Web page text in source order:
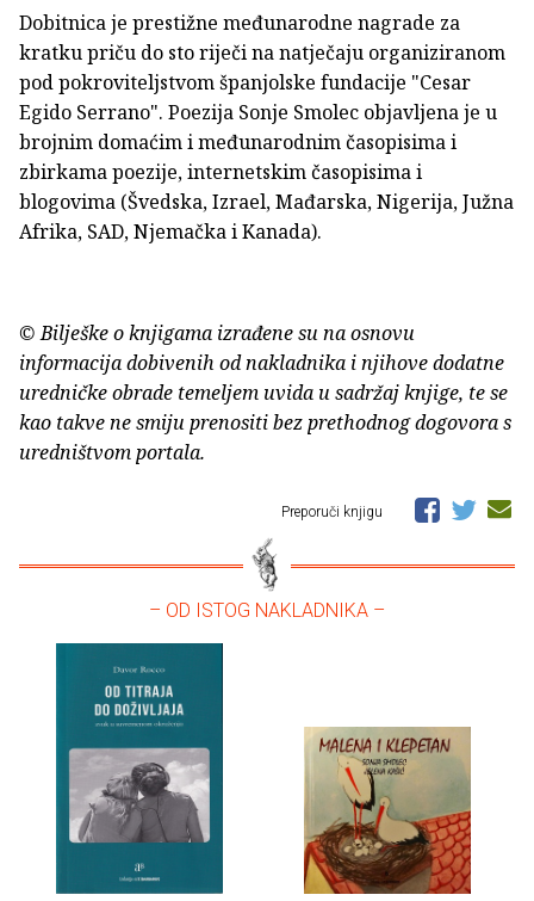
Dobitnica je prestižne međunarodne nagrade za
kratku priču do sto riječi na natječaju organiziranom
pod pokroviteljstvom španjolske fundacije "Cesar
Egido Serrano". Poezija Sonje Smolec objavljena je u
brojnim domaćim i međunarodnim časopisima i
zbirkama poezije, internetskim časopisima i
blogovima (Švedska, Izrael, Mađarska, Nigerija, Južna
Afrika, SAD, Njemačka i Kanada).
© Bilješke o knjigama izrađene su na osnovu
informacija dobivenih od nakladnika i njihove dodatne
uredničke obrade temeljem uvida u sadržaj knjige, te se
kao takve ne smiju prenositi bez prethodnog dogovora s
uredništvom portala.
Preporuči knjigu
– OD ISTOG NAKLADNIKA –